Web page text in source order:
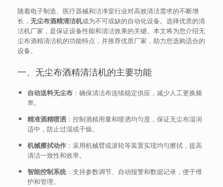
随着电子制造、医疗器械和洁净室行业对高效清洁需求的不断增
长， 无尘布酒精清洁机成为不可或缺的自动化设备。选择优质的清
洁机厂家，是保证设备性能和清洁效果的关键。本文将为您介绍无
尘布酒精清洁机的功能特点，并推荐优质厂家，助力您选购适合的
设备。
一、无尘布酒精清洁机的主要功能
自动送料无尘布：确保清洁布连续稳定供应，减少人工更换频
率。
精准酒精喷洒：控制酒精用量和喷洒均匀度，保证无尘布湿润
适中，防止过湿或干燥。
机械擦拭动作：采用机械臂或滚轮等装置实现均匀擦拭，提高
清洁一致性和效率。
智能控制系统：支持参数调节、自动报警和数据记录，便于维
护和管理。